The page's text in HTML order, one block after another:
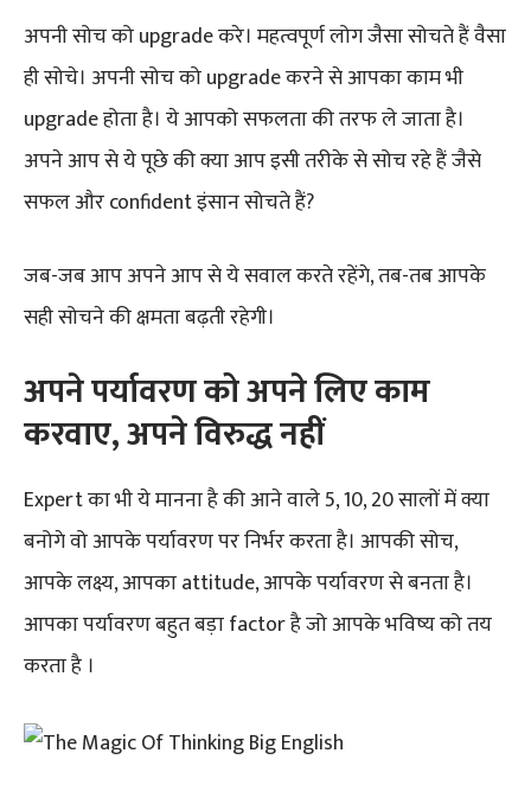
अपनी सोच को upgrade करे। महत्वपूर्ण लोग जैसा सोचते हैं वैसा
ही सोचे। अपनी सोच को upgrade करने से आपका काम भी
upgrade होता है। ये आपको सफलता की तरफ ले जाता है।
अपने आप से ये पूछे की क्या आप इसी तरीके से सोच रहे हैं जैसे
सफल और confident इंसान सोचते हैं?
जब-जब आप अपने आप से ये सवाल करते रहेंगे, तब-तब आपके
सही सोचने की क्षमता बढ़ती रहेगी।
अपने पर्यावरण को अपने लिए काम
करवाए, अपने विरुद्ध नहीं
Expert का भी ये मानना है की आने वाले 5, 10, 20 सालों में क्या
बनोगे वो आपके पर्यावरण पर निर्भर करता है। आपकी सोच,
आपके लक्ष्य, आपका attitude, आपके पर्यावरण से बनता है।
आपका पर्यावरण बहुत बड़ा factor है जो आपके भविष्य को तय
करता है ।